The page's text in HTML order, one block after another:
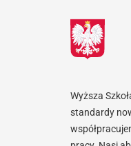
Wyższa
standardy